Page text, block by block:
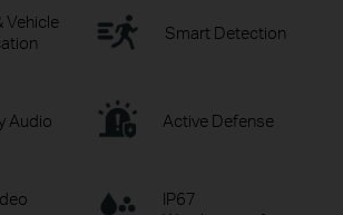
Vehicle
Smart Detection
Audio Active Defense
IP67